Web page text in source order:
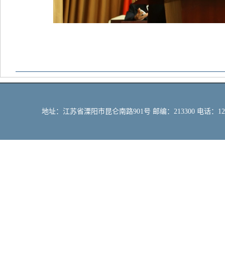
地址：江苏省溧阳市昆仑南路901号 邮编：213300 电话：